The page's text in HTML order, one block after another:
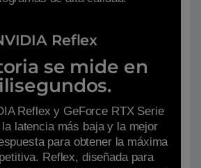
Reflex
se mide en
Reflex y GeForce RTX Serie
latencia más baja y la mejor
para obtener la máxima
Reflex, diseñada para